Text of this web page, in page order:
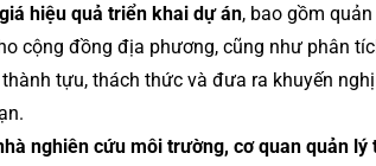
hiệu quả triển khai dự án, bao gồm
cộng đồng địa phương, cũng như phân
tựu, thách thức và đưa ra khuyến
nghiên cứu môi trường, cơ quan quản